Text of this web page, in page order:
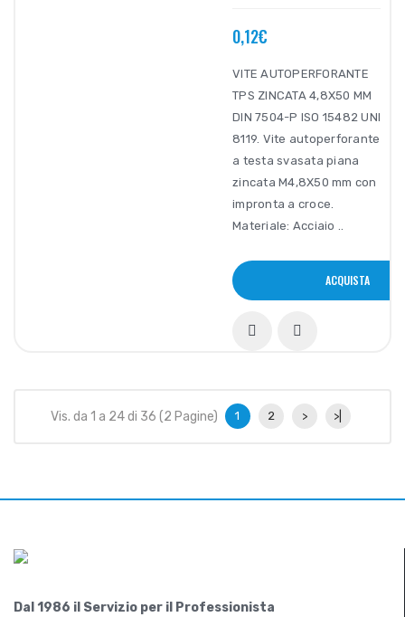
0,12€
VITE AUTOPERFORANTE
TPS ZINCATA 4,8X50 MM
DIN 7504-P ISO 15482 UNI
8119. Vite autoperforante
a testa svasata piana
zincata M4,8X50 mm con
impronta a croce.
Materiale: Acciaio ..
ACQUISTA
Vis. da 1 a 24 di 36 (2 Pagine) 1 2 > >|
Dal 1986 il Servizio per il Professionista